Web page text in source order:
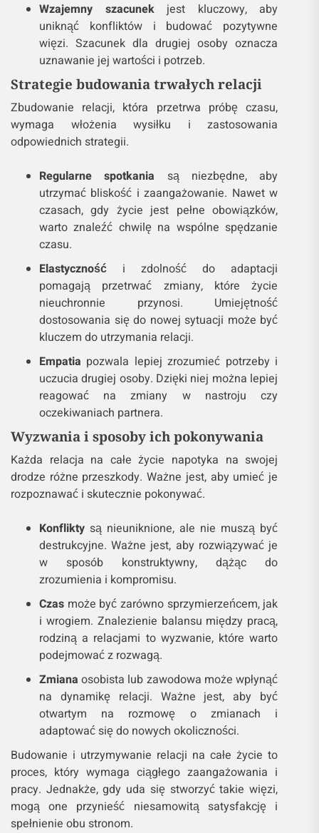
Wzajemny szacunekjest kluczowy, aby
uniknąć konfliktów i budować pozytywne
więzi. Szacunek dla drugiej osoby oznacza
uznawanie jej wartości i potrzeb.
Strategie budowania trwałych relacji
Zbudowanie relacji, która przetrwa próbę czasu,
wymaga włożenia wysiłku i zastosowania
odpowiednich strategii.
Regularne spotkania są niezbędne, aby
utrzymać bliskość i zaangażowanie. Nawet w
czasach, gdy życie jest pełne obowiązków,
warto znaleźć chwilę na wspólne spędzanie
czasu.
Elastyczność i zdolność do adaptacji
pomagają przetrwać zmiany, które życie
nieuchronnie przynosi. Umiejętność
dostosowania się do nowej sytuacji może być
kluczem do utrzymania relacji.
Empatia pozwala lepiej zrozumieć potrzeby i
uczucia drugiej osoby. Dzięki niej można lepiej
reagować na zmiany w nastroju czy
oczekiwaniach partnera.
Wyzwania i sposoby ich pokonywania
Każda relacja na całe życie napotyka na swojej
drodze różne przeszkody. Ważne jest, aby umieć je
rozpoznawać i skutecznie pokonywać.
Konflikty są nieuniknione, ale nie muszą być
destrukcyjne. Ważne jest, aby rozwiązywać je
w sposób konstruktywny, dążąc do
zrozumienia i kompromisu.
Czas może być zarówno sprzymierzeńcem, jak
i wrogiem. Znalezienie balansu między pracą,
rodziną a relacjami to wyzwanie, które warto
podejmować z rozwagą.
Zmiana osobista lub zawodowa może wpłynąć
na dynamikę relacji. Ważne jest, aby być
otwartym na rozmowę o zmianach i
adaptować się do nowych okoliczności.
Budowanie i utrzymywanie relacji na całe życie to
proces, który wymaga ciągłego zaangażowania i
pracy. Jednakże, gdy uda się stworzyć takie więzi,
mogą one przynieść niesamowitą satysfakcję i
spełnienie obu stronom.